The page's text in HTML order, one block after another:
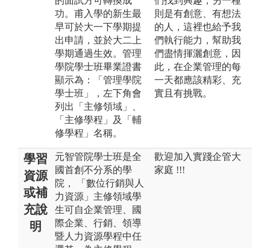
功。甫入學的新生最
早可於大一下學期提
出申請，並於大二上
學期通過生效。管理
學院學士班畢業證書
顯示為：「管理學院
學士班」，左下角會
列出「主修領域」、
「主修學程」及「輔
修學程」名稱。
則是有創意、有想法
的人，這裡也給予我
們執行能力，幫助我
們盡情揮灑創意，因
此，在企業管理的每
一天都應該精彩、充
實且有挑戰。
學習
資源
或補
充說
明
元智管院學士班是全
國首創不分系的學
院， 「數位行銷與人
力資源」主修領域學
生可自企業管理、國
際企業、行銷、領導
暨人力資源學程中任
歡迎加入實踐企管大
家庭 !!!